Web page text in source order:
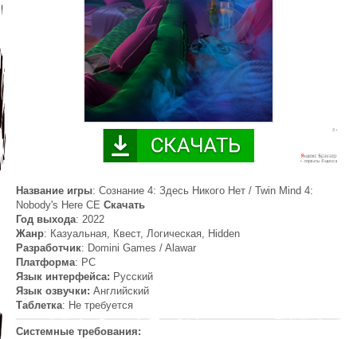
Название игры: Сознание 4: Здесь Никого Нет / Twin Mind 4:
Nobody's Here CE Скачать
Год выхода: 2022
Жанр: Казуальная, Квест, Логическая, Hidden
Разработчик: Domini Games / Alawar
Платформа: PC
Язык интерфейса: Русский
Язык озвучки: Английский
Таблетка: Не требуется
Системные требования: